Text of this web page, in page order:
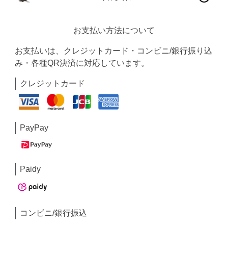
お支払い方法について
お支払いは、クレジットカード・コンビニ/銀行振り込
み・各種QR決済に対応しています。
クレジットカード
PayPay
Paidy
コンビニ/銀行振込